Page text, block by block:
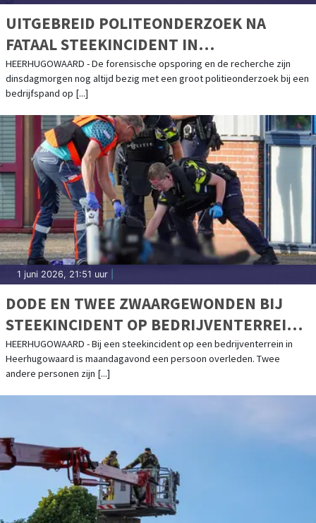
UITGEBREID POLITEONDERZOEK NA
FATAAL STEEKINCIDENT IN
HEERHUGOWAARD NOG STEEDS IN VOLLE
GANG
HEERHUGOWAARD - De forensische opsporing en de recherche zijn
dinsdagmorgen nog altijd bezig met een groot politieonderzoek bij een
bedrijfspand op [...]
1 juni 2026, 21:51 uur
DODE EN TWEE ZWAARGEWONDEN BIJ
STEEKINCIDENT OP BEDRIJVENTERREIN
HEERHUGOWAARD
HEERHUGOWAARD - Bij een steekincident op een bedrijventerrein in
Heerhugowaard is maandagavond een persoon overleden. Twee
andere personen zijn [...]